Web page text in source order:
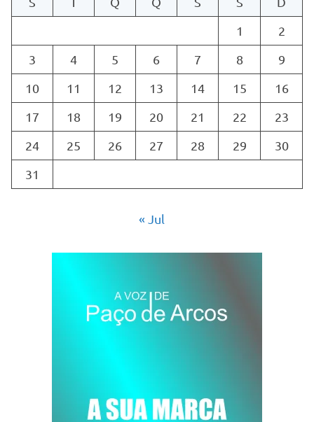
1
2
3
4 5 6 7 8
9
10
11 12 13 14 15
16
17
18 19 20 21 22
23
24
25 26 27 28 29
30
31
« Jul